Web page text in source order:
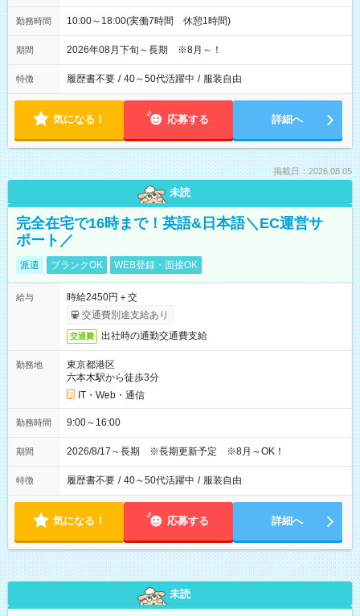
勤務時間 10:00～18:00(実働7時間 休憩1時間)
期間 2026年08月下旬～長期 ※8月～！
特徴 履歴書不要 / 40～50代活躍中 / 服装自由
気になる！ 応募する 詳細へ
掲載日：2026.08.05
未読
完全在宅で16時まで！英語&日本語＼EC運営サ
ポート／
派遣 ブランクOK WEB登録・面接OK
給与
時給2450円＋交
交通費別途支給あり
交通費 出社時の通勤交通費支給
勤務地
東京都港区
六本木駅から徒歩3分
IT・Web・通信
勤務時間 9:00～16:00
期間 2026/8/17～長期 ※長期更新予定 ※8月～OK！
特徴 履歴書不要 / 40～50代活躍中 / 服装自由
気になる！ 応募する 詳細へ
未読